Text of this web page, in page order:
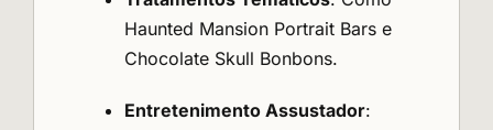
Haunted Mansion Portrait Bars e
Chocolate Skull Bonbons.
Entretenimento Assustador: